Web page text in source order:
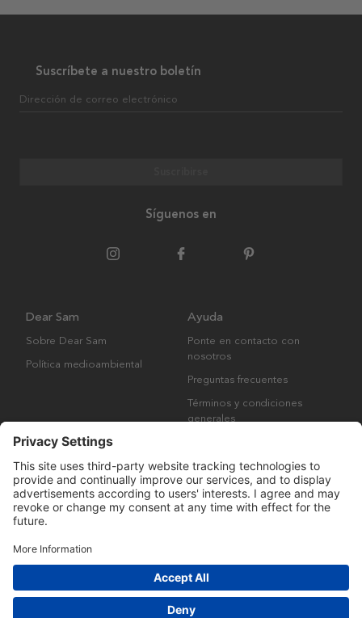
Suscríbete a nuestro boletín
Dirección de correo electrónico
Síguenos en
Dear Sam
Sobre Dear Sam
Política medioambiental
Ayuda
Ponte en contacto con
nosotros
Preguntas frecuentes
Términos y condiciones
generales
Derechos de autor © Many Brands AB 2023. Todos los derechos